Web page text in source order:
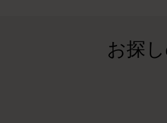
お探